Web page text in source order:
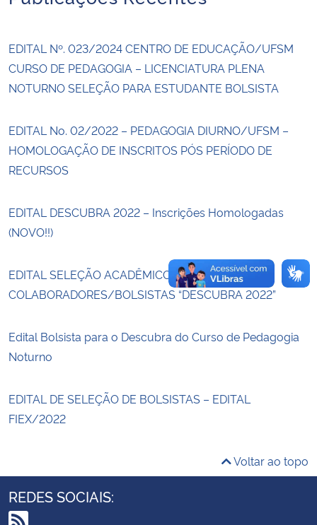
Gabinete de Segurança Institucional
Advocacia-Geral da União
Banco Central do Brasil
EDITAL Nº. 023/2024 CENTRO DE EDUCAÇÃO/UFSM
CURSO DE PEDAGOGIA – LICENCIATURA PLENA
NOTURNO SELEÇÃO PARA ESTUDANTE BOLSISTA
EDITAL No. 02/2022 – PEDAGOGIA DIURNO/UFSM –
HOMOLOGAÇÃO DE INSCRITOS PÓS PERÍODO DE
RECURSOS
EDITAL DESCUBRA 2022 – Inscrições Homologadas
(NOVO!!)
EDITAL SELEÇÃO ACADÊMICOS/AS
COLABORADORES/BOLSISTAS “DESCUBRA 2022”
Edital Bolsista para o Descubra do Curso de Pedagogia
Noturno
EDITAL DE SELEÇÃO DE BOLSISTAS – EDITAL
FIEX/2022
Voltar ao topo
REDES SOCIAIS: